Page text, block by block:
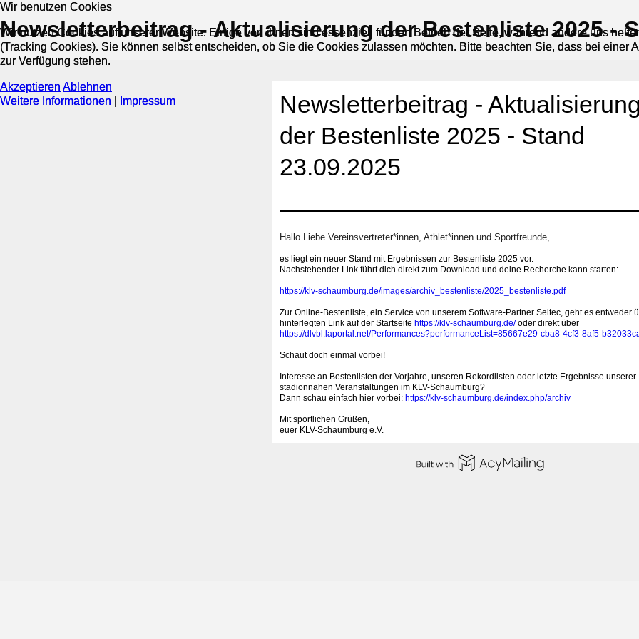
‍Newsletterbeitrag - Aktualisierung der Bestenliste 2025 -
‍Newsletterbeitrag - Aktualisierung
der Bestenliste 2025 - Stand
23.09.2025
Hallo Liebe Vereinsvertreter*innen, Athlet*innen und Sportfreunde,
es liegt ein neuer Stand mit Ergebnissen zur Bestenliste 2025 vor.
Nachstehender Link führt dich direkt zum Download und deine Recherche kann starten:
https://klv-schaumburg.de/images/archiv_bestenliste/2025_bestenliste.pdf
Zur Online-Bestenliste, ein Service von unserem Software-Partner Seltec, geht es entweder
hinterlegten Link auf der Startseite https://klv-schaumburg.de/oder direkt über
https://dlvbl.laportal.net/Performances?performanceList=85667e29-cba8-4cf3-8af5-
Schaut doch einmal vorbei!
Interesse an Bestenlisten der Vorjahre, unseren Rekordlisten oder letzte Ergebnisse unserer
stadionnahen Veranstaltungen im KLV-Schaumburg?
Dann schau einfach hier vorbei: https://klv-schaumburg.de/index.php/archiv
Mit sportlichen Grüßen,
euer KLV-Schaumburg e.V.
Wir benutzen Cookies
Wir nutzen Cookies auf unserer Website. Einige von ihnen sind essenziell für den Betrieb der Seite, während andere uns
(Tracking Cookies). Sie können selbst entscheiden, ob Sie die Cookies zulassen möchten. Bitte beachten Sie, dass bei
zur Verfügung stehen.
Akzeptieren Ablehnen
Weitere Informationen
Impressum
Wir benutzen Cookies
Wir nutzen Cookies auf unserer Website. Einige von ihnen sind essenziell für den Betrieb der Seite, während andere uns
(Tracking Cookies). Sie können selbst entscheiden, ob Sie die Cookies zulassen möchten. Bitte beachten Sie, dass bei
zur Verfügung stehen.
Akzeptieren Ablehnen
Weitere Informationen
Impressum